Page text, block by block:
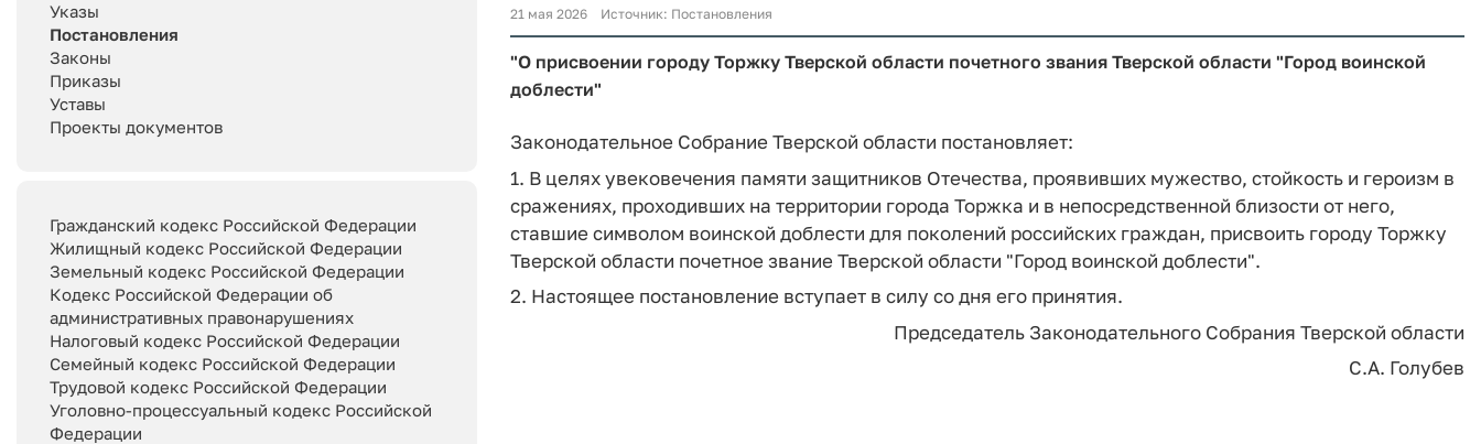
Указы
Постановления
Законы
Приказы
Уставы
Проекты документов
Гражданский кодекс Российской Федерации
Жилищный кодекс Российской Федерации
Земельный кодекс Российской Федерации
Кодекс Российской Федерации об
административных правонарушениях
Налоговый кодекс Российской Федерации
Семейный кодекс Российской Федерации
Трудовой кодекс Российской Федерации
Уголовно-процессуальный кодекс Российской
Федерации
21 мая 2026 Источник: Постановления
"О присвоении городу Торжку Тверской области почетного звания Тверской области "Город воинской
доблести"
Законодательное Собрание Тверской области постановляет:
1. В целях увековечения памяти защитников Отечества, проявивших мужество, стойкость и героизм в
сражениях, проходивших на территории города Торжка и в непосредственной близости от него,
ставшие символом воинской доблести для поколений российских граждан, присвоить городу Торжку
Тверской области почетное звание Тверской области "Город воинской доблести".
2. Настоящее постановление вступает в силу со дня его принятия.
Председатель Законодательного Собрания Тверской области
С.А. Голубев